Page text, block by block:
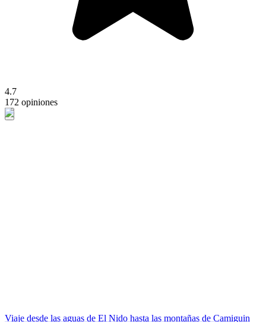
4.7
172 opiniones
Viaje desde las aguas de El Nido hasta las montañas de Camiguin